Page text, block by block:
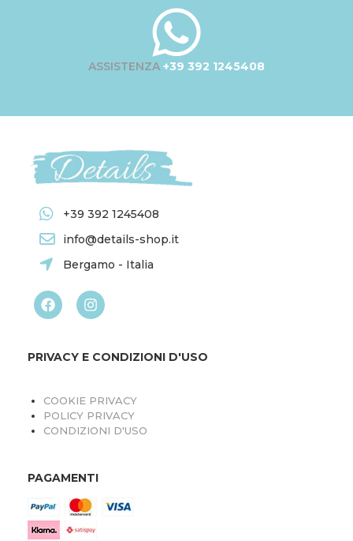
ASSISTENZA +39 392 1245408
+39 392 1245408
info@details-shop.it
Bergamo - Italia
PRIVACY E CONDIZIONI D'USO
COOKIE PRIVACY
POLICY PRIVACY
CONDIZIONI D'USO
PAGAMENTI